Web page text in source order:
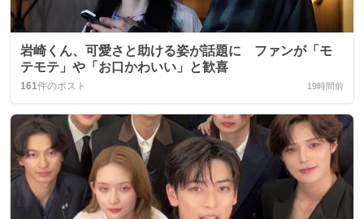
岩崎くん、可愛さと助ける姿が話題に ファンが「モ
テモテ」や「お口かわいい」と歓喜
161件のポスト 19時間前